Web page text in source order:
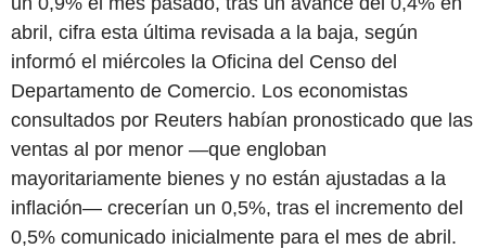
abril, cifra esta última revisada a la baja, según
informó el miércoles la Oficina del Censo del
Departamento de Comercio. Los economistas
consultados por Reuters habían pronosticado que las
ventas al por menor —que engloban
mayoritariamente bienes y no están ajustadas a la
inflación— crecerían un 0,5%, tras el incremento del
0,5% comunicado inicialmente para el mes de abril.